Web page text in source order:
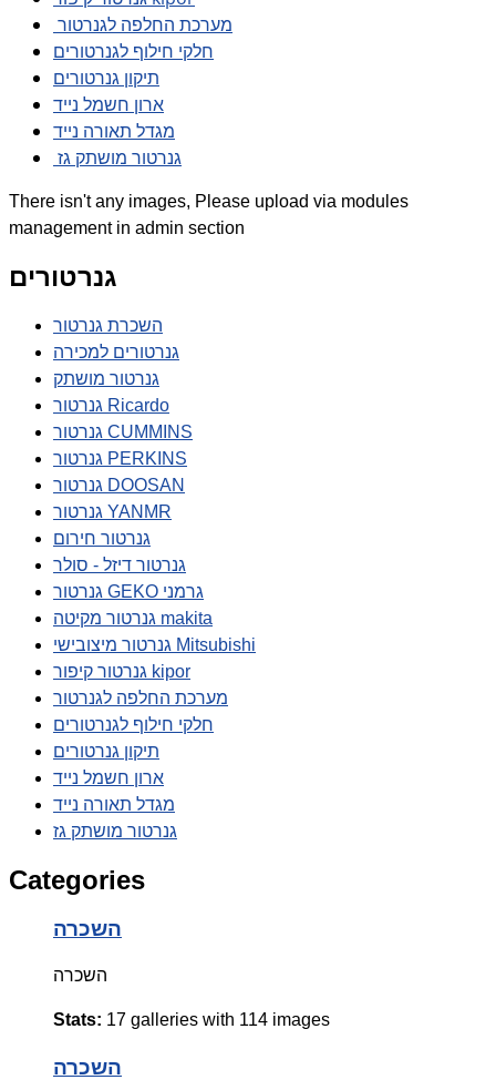
מערכת החלפה לגנרטור
חלקי חילוף לגנרטורים
תיקון גנרטורים
ארון חשמל נייד
מגדל תאורה נייד
גנרטור מושתק גז
There isn't any images, Please upload via modules
management in admin section
גנרטורים
השכרת גנרטור
גנרטורים למכירה
גנרטור מושתק
גנרטור Ricardo
גנרטור CUMMINS
גנרטור PERKINS
גנרטור DOOSAN
גנרטור YANMR
גנרטור חירום
גנרטור דיזל - סולר
גנרטור GEKO גרמני
גנרטור מקיטה makita
גנרטור מיצובישי Mitsubishi
גנרטור קיפור kipor
מערכת החלפה לגנרטור
חלקי חילוף לגנרטורים
תיקון גנרטורים
ארון חשמל נייד
מגדל תאורה נייד
גנרטור מושתק גז
Categories
השכרה
השכרה
Stats: 17 galleries with 114 images
השכרה